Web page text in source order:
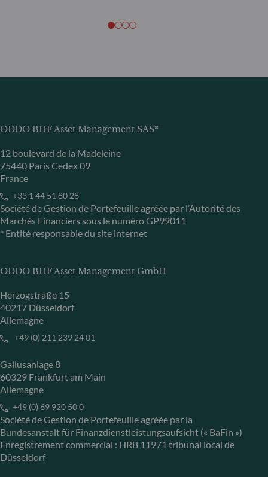
ODDO BHF Asset Management SAS*
12 boulevard de la Madeleine
75440 Paris Cedex 09
France
+33 1 44 51 80 28
Société de Gestion de Portefeuille agréée par l’Autorité des
Marchés Financiers sous le numéro GP99011
* Entité responsable du site internet
ODDO BHF Asset Management GmbH
Herzogstraße 15
40217 Düsseldorf
Allemagne
+49 (0) 211 239 24 01
Gallusanlage 8
60329 Frankfurt am Main
Allemagne
+49 (0) 69 920 50 0
Société de Gestion de Portefeuille agréée par la
Bundesanstalt für Finanzdienstleistungsaufsicht (« BaFin »)
Enregistrement commercial : HRB 11971 tribunal local de
Düsseldorf